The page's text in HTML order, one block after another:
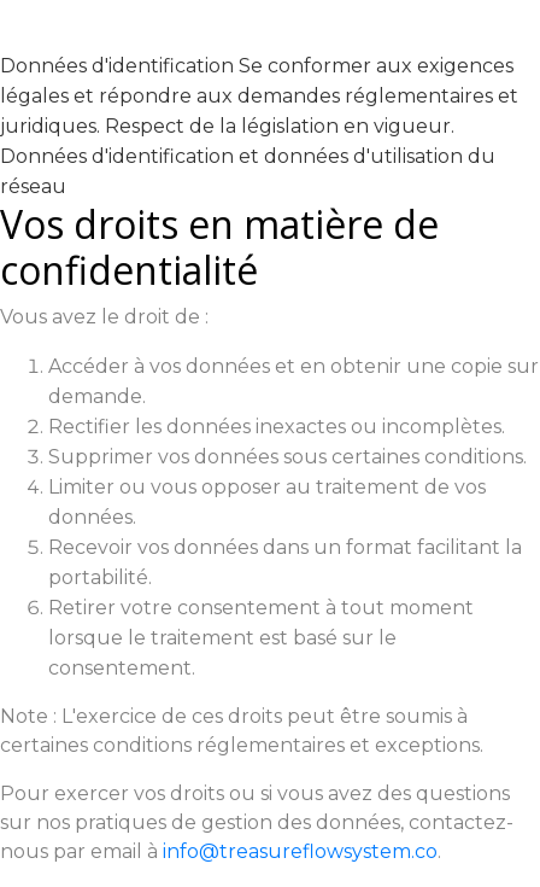
Données d'identification Se conformer aux exigences
légales et répondre aux demandes réglementaires et
juridiques. Respect de la législation en vigueur.
Données d'identification et données d'utilisation du
réseau
Vos droits en matière de
confidentialité
Vous avez le droit de :
Accéder à vos données et en obtenir une copie sur
demande.
Rectifier les données inexactes ou incomplètes.
Supprimer vos données sous certaines conditions.
Limiter ou vous opposer au traitement de vos
données.
Recevoir vos données dans un format facilitant la
portabilité.
Retirer votre consentement à tout moment
lorsque le traitement est basé sur le
consentement.
Note : L'exercice de ces droits peut être soumis à
certaines conditions réglementaires et exceptions.
Pour exercer vos droits ou si vous avez des questions
sur nos pratiques de gestion des données, contactez-
nous par email à info@treasureflowsystem.co.